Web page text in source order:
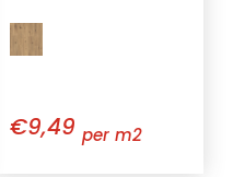
€9,49 per m2